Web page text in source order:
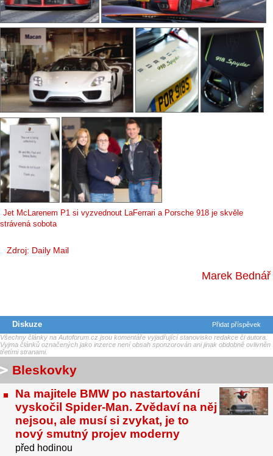
Jet McLarenem P1 si vyzvednout LaFerrari a Porsche 918 je skvěle
strávená sobota
Zdroj: Daily Mail
Marek Bednář
Diskuze
Přidat příspěvek
Všechny články na Autoforum.cz jsou komentáře vyjadřující stanovisko redakce či autora.
Vyjma článků označených jako inzerce není obsah sponzorován ani jinak obdobně ovlivněn
třetími stranami.
Bleskovky
Na majitele BMW po nastartování
vyskočil Spider-Man. Zvědaví na něj
nejsou, ale musí si zvykat, je to
nový smutný projev moderny
před hodinou